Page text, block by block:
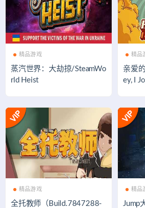
精品游戏
蒸汽世界：大劫掠/SteamWo
rld Heist
精品
亲爱
ey, I
精品游戏
全托教师（Build.7847288-
精品
Jump